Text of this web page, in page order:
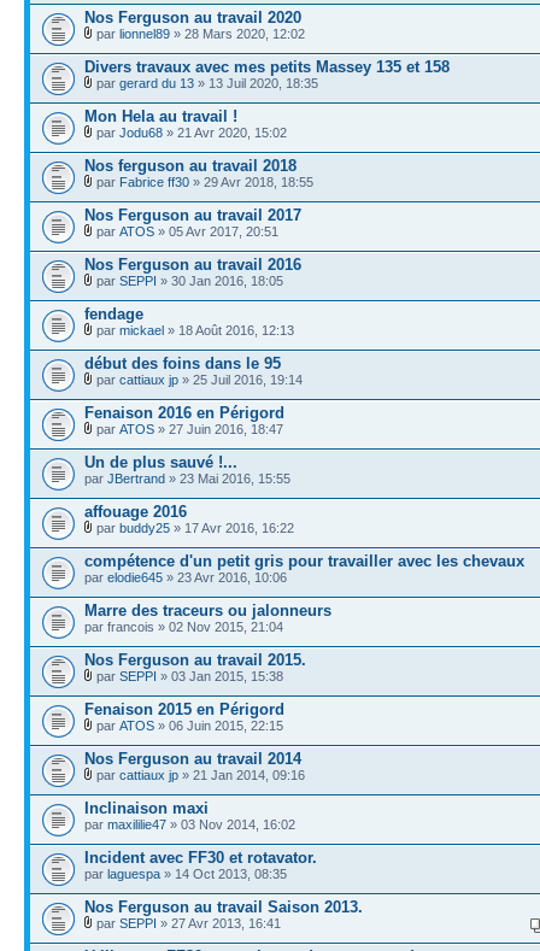
Nos Ferguson au travail 2020
par lionnel89 » 28 Mars 2020, 12:02
Divers travaux avec mes petits Massey 135 et 158
par gerard du 13 » 13 Juil 2020, 18:35
Mon Hela au travail !
par Jodu68 » 21 Avr 2020, 15:02
Nos ferguson au travail 2018
par Fabrice ff30 » 29 Avr 2018, 18:55
Nos Ferguson au travail 2017
par ATOS » 05 Avr 2017, 20:51
Nos Ferguson au travail 2016
par SEPPI » 30 Jan 2016, 18:05
fendage
par mickael » 18 Août 2016, 12:13
début des foins dans le 95
par cattiaux jp » 25 Juil 2016, 19:14
Fenaison 2016 en Périgord
par ATOS » 27 Juin 2016, 18:47
Un de plus sauvé !...
par JBertrand » 23 Mai 2016, 15:55
affouage 2016
par buddy25 » 17 Avr 2016, 16:22
compétence d'un petit gris pour travailler avec les chevaux
par elodie645 » 23 Avr 2016, 10:06
Marre des traceurs ou jalonneurs
par francois » 02 Nov 2015, 21:04
Nos Ferguson au travail 2015.
par SEPPI » 03 Jan 2015, 15:38
Fenaison 2015 en Périgord
par ATOS » 06 Juin 2015, 22:15
Nos Ferguson au travail 2014
par cattiaux jp » 21 Jan 2014, 09:16
Inclinaison maxi
par maxililie47 » 03 Nov 2014, 16:02
Incident avec FF30 et rotavator.
par laguespa » 14 Oct 2013, 08:35
Nos Ferguson au travail Saison 2013.
par SEPPI » 27 Avr 2013, 16:41